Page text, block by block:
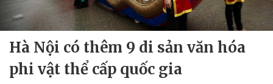
Hà Nội có thêm 9 di sản văn hóa
phi vật thể cấp quốc gia